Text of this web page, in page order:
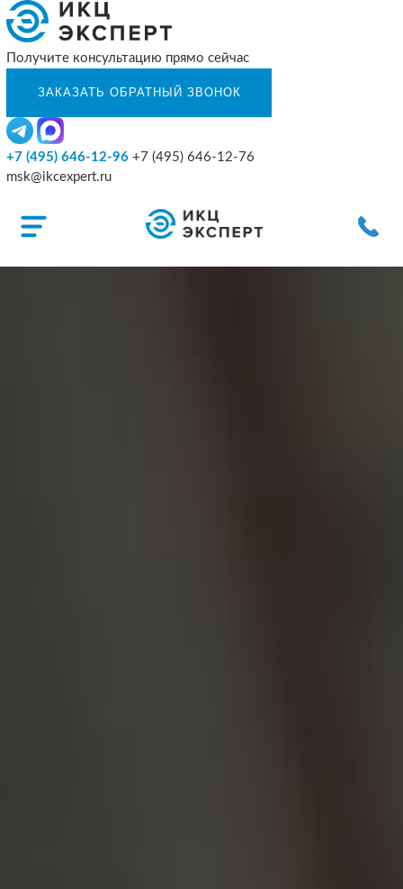
Получите консультацию прямо сейчас
+7 (495) 646-12-96 +7 (495) 646-12-76
msk@ikcexpert.ru